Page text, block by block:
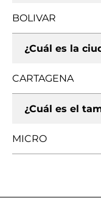
BOLIVAR
¿Cuál es la
CARTAGENA
¿Cuál es el
MICRO